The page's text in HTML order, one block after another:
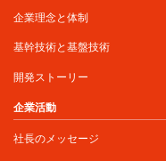
企業理念と体制
基幹技術と基盤技術
開発ストーリー
企業活動
社長のメッセージ